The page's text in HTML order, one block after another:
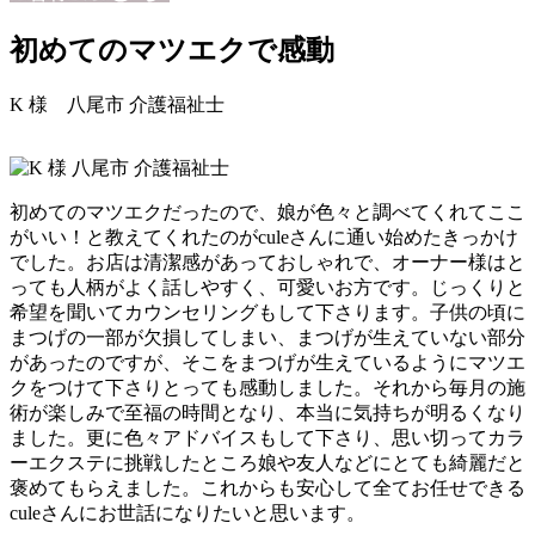
初めてのマツエクで感動
K 様 八尾市 介護福祉士
初めてのマツエクだったので、娘が色々と調べてくれてここ
がいい！と教えてくれたのがculeさんに通い始めたきっかけ
でした。お店は清潔感があっておしゃれで、オーナー様はと
っても人柄がよく話しやすく、可愛いお方です。じっくりと
希望を聞いてカウンセリングもして下さります。子供の頃に
まつげの一部が欠損してしまい、まつげが生えていない部分
があったのですが、そこをまつげが生えているようにマツエ
クをつけて下さりとっても感動しました。それから毎月の施
術が楽しみで至福の時間となり、本当に気持ちが明るくなり
ました。更に色々アドバイスもして下さり、思い切ってカラ
ーエクステに挑戦したところ娘や友人などにとても綺麗だと
褒めてもらえました。これからも安心して全てお任せできる
culeさんにお世話になりたいと思います。